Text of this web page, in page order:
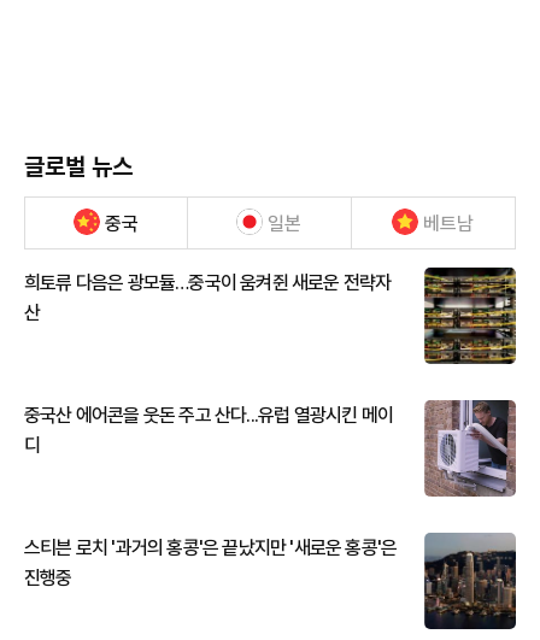
글로벌 뉴스
중국 일본 베트남
희토류 다음은 광모듈…중국이 움켜쥔 새로운 전략자
산
중국산 에어콘을 웃돈 주고 산다...유럽 열광시킨 메이
디
스티븐 로치 '과거의 홍콩'은 끝났지만 '새로운 홍콩'은
진행중